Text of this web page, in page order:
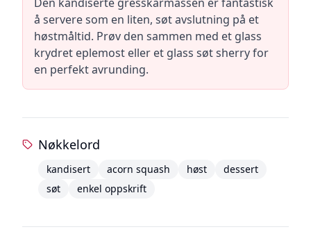
å servere som en liten, søt avslutning på et
høstmåltid. Prøv den sammen med et glass
krydret eplemost eller et glass søt sherry for
en perfekt avrunding.
Nøkkelord
kandisert acorn squash høst
dessert
søt
enkel oppskrift